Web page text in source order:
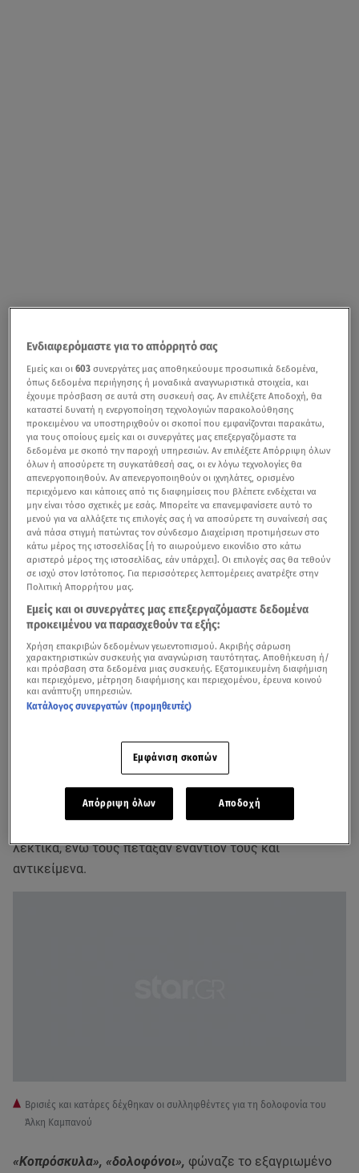
Στα δικαστήρια Θεσσαλονίκης έφτασαν λίγο μετά τις
12:00 το μεσημέρι οι συλληφθέντες για τη δολοφονία
του 19χρονουΆλκη.
21χρονο Έλληνα «δείχνουν» ως τον δολοφόνο του
Άλκη οι συλληφθέντες
επικράτησε ένταση, καθώς πλήθος κόσμου
λεκτικά, ενώ τους πέταξαν εναντίον τους και
αντικείμενα.
Βρισιές και κατάρες δέχθηκαν οι συλληφθέντες για τη δολοφονία του
Άλκη Καμπανού
«Κοπρόσκυλα», «δολοφόνοι», φώναζε το εξαγριωμένο
Ενδιαφερόμαστε για το απόρρητό σας
Εμείς και οι603 συνεργάτες μας αποθηκεύουμε προσωπικά δεδομένα,
όπως δεδομένα περιήγησης ή μοναδικά αναγνωριστικά στοιχεία, και
έχουμε πρόσβαση σε αυτά στη συσκευή σας. Αν επιλέξετε Αποδοχή, θα
καταστεί δυνατή η ενεργοποίηση τεχνολογιών παρακολούθησης
προκειμένου να υποστηριχθούν οι σκοποί που εμφανίζονται παρακάτω,
για τους οποίους εμείς και οι συνεργάτες μας επεξεργαζόμαστε τα
δεδομένα με σκοπό την παροχή υπηρεσιών. Αν επιλέξετε Απόρριψη όλων
όλων ή αποσύρετε τη συγκατάθεσή σας, οι εν λόγω τεχνολογίες θα
απενεργοποιηθούν. Αν απενεργοποιηθούν οι ιχνηλάτες, ορισμένο
περιεχόμενο και κάποιες από τις διαφημίσεις που βλέπετε ενδέχεται να
μην είναι τόσο σχετικές με εσάς. Μπορείτε να επανεμφανίσετε αυτό το
μενού για να αλλάξετε τις επιλογές σας ή να αποσύρετε τη συναίνεσή σας
ανά πάσα στιγμή πατώντας τον σύνδεσμο Διαχείριση προτιμήσεων στο
κάτω μέρος της ιστοσελίδας [ή το αιωρούμενο εικονίδιο στο κάτω
αριστερό μέρος της ιστοσελίδας, εάν υπάρχει]. Οι επιλογές σας θα τεθούν
σε ισχύ στον Ιστότοπος. Για περισσότερες λεπτομέρειες ανατρέξτε στην
Πολιτική Απορρήτου μας.
Εμείς και οι συνεργάτες μας επεξεργαζόμαστε δεδομένα
προκειμένου να παρασχεθούν τα εξής:
Χρήση επακριβών δεδομένων γεωεντοπισμού. Ακριβής σάρωση
χαρακτηριστικών συσκευής για αναγνώριση ταυτότητας. Αποθήκευση ή/
και πρόσβαση στα δεδομένα μιας συσκευής. Εξατομικευμένη διαφήμιση
και περιεχόμενο, μέτρηση διαφήμισης και περιεχομένου, έρευνα κοινού
και ανάπτυξη υπηρεσιών.
Κατάλογος συνεργατών (προμηθευτές)
Εμφάνιση σκοπών
Απόρριψη όλων Αποδοχή